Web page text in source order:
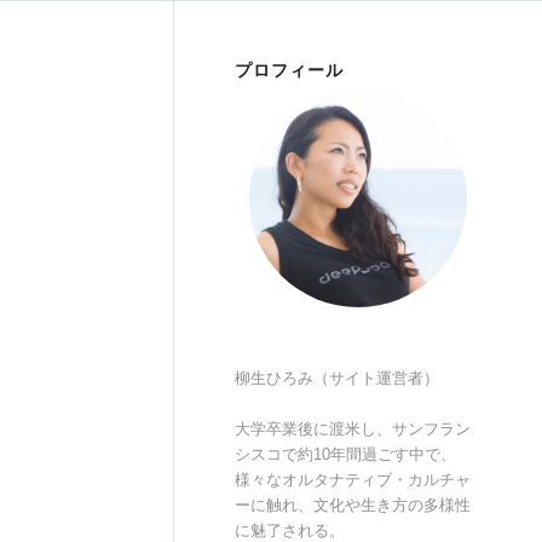
プロフィール
柳生ひろみ（サイト運営者）
大学卒業後に渡米し、サンフラン
シスコで約10年間過ごす中で、
様々なオルタナティブ・カルチャ
ーに触れ、文化や生き方の多様性
に魅了される。